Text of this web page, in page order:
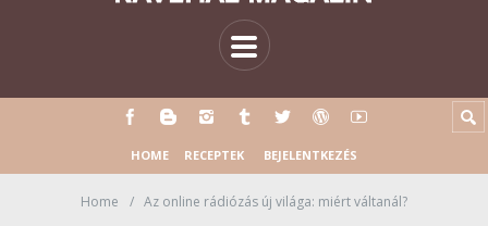
HOME RECEPTEK BEJELENTKEZÉS
Home Az online rádiózás új világa: miért váltanál?